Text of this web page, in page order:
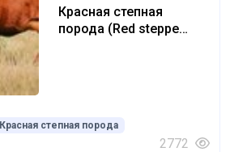
Красная степная
порода (Red steppe
Красная степная порода
2772